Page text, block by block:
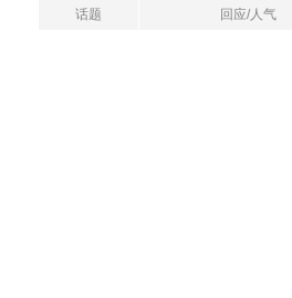
话题 回应/人气